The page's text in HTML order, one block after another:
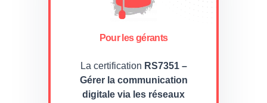
Pour les gérants
La certification RS7351 –
Gérer la communication
digitale via les réseaux